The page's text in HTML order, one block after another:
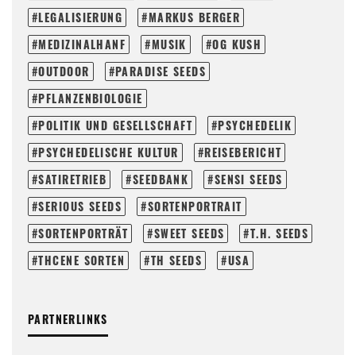
LEGALISIERUNG
MARKUS BERGER
MEDIZINALHANF
MUSIK
OG KUSH
OUTDOOR
PARADISE SEEDS
PFLANZENBIOLOGIE
POLITIK UND GESELLSCHAFT
PSYCHEDELIK
PSYCHEDELISCHE KULTUR
REISEBERICHT
SATIRETRIEB
SEEDBANK
SENSI SEEDS
SERIOUS SEEDS
SORTENPORTRAIT
SORTENPORTRÄT
SWEET SEEDS
T.H. SEEDS
THCENE SORTEN
TH SEEDS USA
PARTNERLINKS